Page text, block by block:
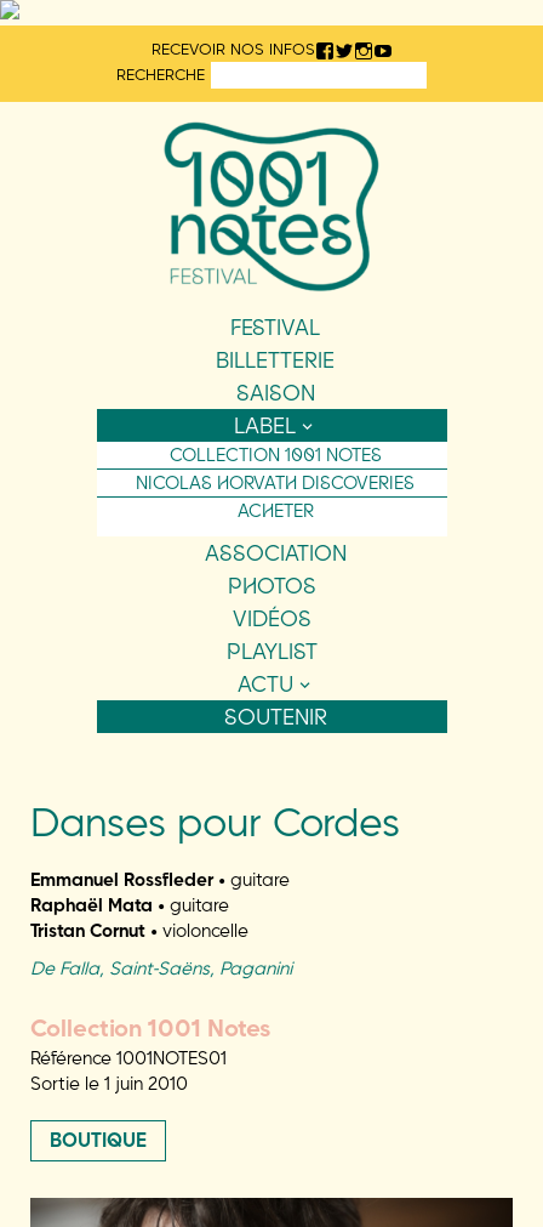
RECEVOIR NOS INFOS
RECHERCHE
FESTIVAL
BILLETTERIE
SAISON
LABEL
COLLECTION 1001 NOTES
NICOLAS HORVATH DISCOVERIES
ACHETER
ASSOCIATION
PHOTOS
VIDÉOS
PLAYLIST
ACTU
SOUTENIR
Danses pour Cordes
Emmanuel Rossfleder • guitare
Raphaël Mata • guitare
Tristan Cornut • violoncelle
De Falla, Saint-Saëns, Paganini
Collection 1001 Notes
Référence 1001NOTES01
Sortie le 1 juin 2010
BOUTIQUE